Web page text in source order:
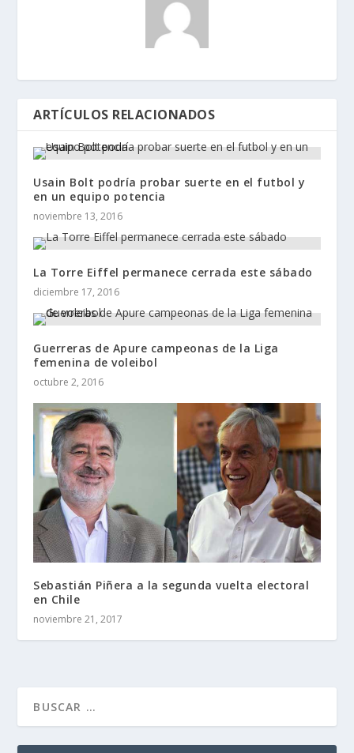
ARTÍCULOS RELACIONADOS
Usain Bolt podría probar suerte en el futbol y
en un equipo potencia
noviembre 13, 2016
La Torre Eiffel permanece cerrada este sábado
diciembre 17, 2016
Guerreras de Apure campeonas de la Liga
femenina de voleibol
octubre 2, 2016
Sebastián Piñera a la segunda vuelta electoral
en Chile
noviembre 21, 2017